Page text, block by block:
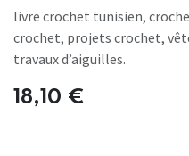
livre crochet tunisien,
crochet, projets crochet,
travaux d’aiguilles.
18,10 €